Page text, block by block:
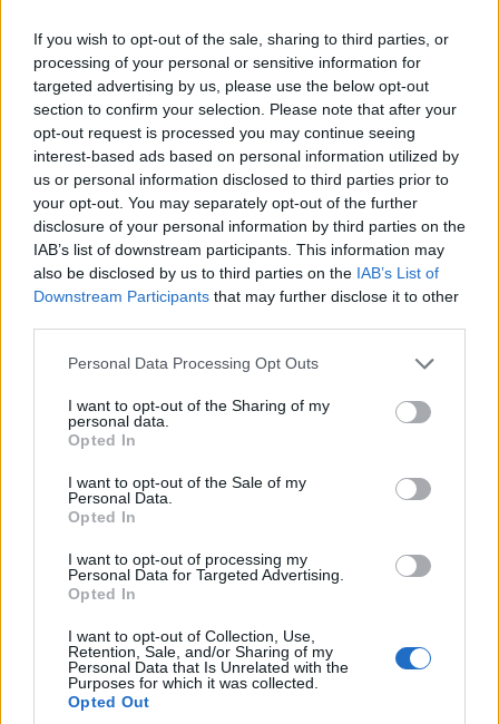
If you wish to opt-out of the sale, sharing to third parties, or
processing of your personal or sensitive information for
targeted advertising by us, please use the below opt-out
section to confirm your selection. Please note that after your
opt-out request is processed you may continue seeing
interest-based ads based on personal information utilized by
us or personal information disclosed to third parties prior to
your opt-out. You may separately opt-out of the further
disclosure of your personal information by third parties on the
IAB’s list of downstream participants. This information may
also be disclosed by us to third parties on the IAB’s List of
Downstream Participants that may further disclose it to other
Please note that this website/app uses one or more Google
not limited to your visit or usage behaviour. You may click to
grant or deny consent to Google and its third-party tags to
use your data for below specified purposes in below Google
consent section.
Personal Data Processing Opt Outs
I want to opt-out of the Sharing of my
personal data.
Opted In
I want to opt-out of the Sale of my
Personal Data.
Opted In
I want to opt-out of processing my
Personal Data for Targeted Advertising.
Opted In
I want to opt-out of Collection, Use,
Retention, Sale, and/or Sharing of my
Personal Data that Is Unrelated with the
Purposes for which it was collected.
Opted Out
Εν τω μεταξύ, έχει ανοίξει από τη Δευτέρα η
πλατφόρμα για την υποβολή φορολογικών
Όπως τόνισε ο ίδιος, δεν υπάρχει εφέτος
πολλές αλλαγές σε σχέση με πέρυσι, αρκετά
έντυπα είναι όντως προ- συμπληρωμένα, ενώ οι